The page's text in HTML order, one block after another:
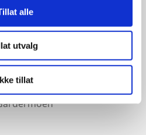
alle
utvalg
tillat
- 17:00
2026
Oslo Airport, Hans